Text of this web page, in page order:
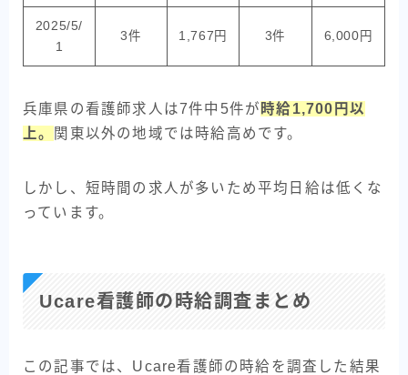
2025/5/
1
3件 1,767円 3件 6,000円
兵庫県の看護師求人は7件中5件が 時給1,700円以
上。 関東以外の地域では時給高めです。
しかし、短時間の求人が多いため平均日給は低くな
っています。
Ucare看護師の時給調査まとめ
この記事では、Ucare看護師の時給を調査した結果